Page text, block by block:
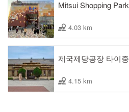
Mitsui Shopping
4.03 km
제국제당공장 타이
4.15 km